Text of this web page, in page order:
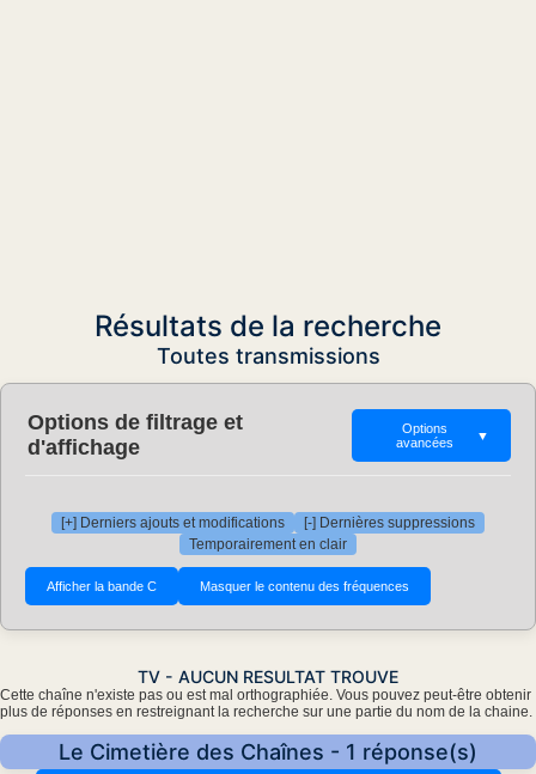
Résultats de la recherche
Toutes transmissions
Options de filtrage et
d'affichage
Options
avancées
▼
[+] Derniers ajouts et modifications
[-] Dernières suppressions
Temporairement en clair
TV - AUCUN RESULTAT TROUVE
Cette chaîne n'existe pas ou est mal orthographiée. Vous pouvez peut-être obtenir
plus de réponses en restreignant la recherche sur une partie du nom de la chaine.
Le Cimetière des Chaînes - 1 réponse(s)